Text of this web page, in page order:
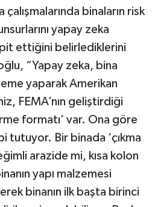
çalışmalarında binaların risk
yapay zeka
ettiğini belirlediklerini
“Yapay zeka, bina
yaparak Amerikan
FEMA’nın geliştirdiği
formatı’ var. Ona göre
tutuyor. Bir binada ‘çıkma
arazide mi, kısa kolon
yapı malzemesi
binanın ilk başta birinci